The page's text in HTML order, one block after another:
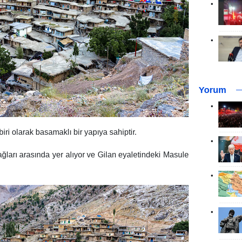
olarak basamaklı bir yapıya sahiptir.
arasında yer alıyor ve Gilan eyaletindeki Masule
Yorum